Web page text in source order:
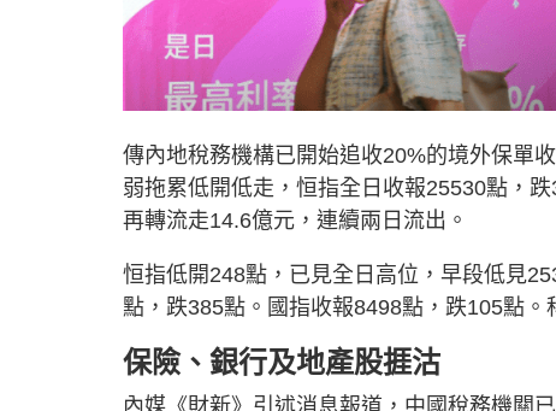
傳內地稅務機構已開始追收20%的境外保單
弱拖累低開低走，恒指全日收報25530點，
再轉流走14.6億元，連續兩日流出。
恒指低開248點，已見全日高位，早段低見
點，跌385點。國指收報8498點，跌105點。
保險、銀行及地產股捱沽
內媒《財新》引述消息報道，中國稅務機關